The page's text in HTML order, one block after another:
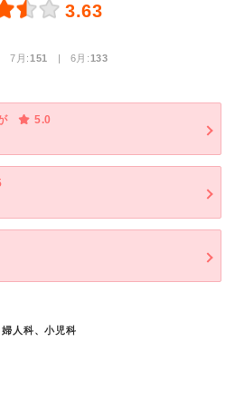
3.63
7月:151 | 6月:133
5.0
人科、小児科